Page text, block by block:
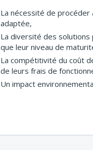
La nécessité de
adaptée,
La diversité des solutions
que leur niveau de
La compétitivité du coût
de leurs frais de
Un impact